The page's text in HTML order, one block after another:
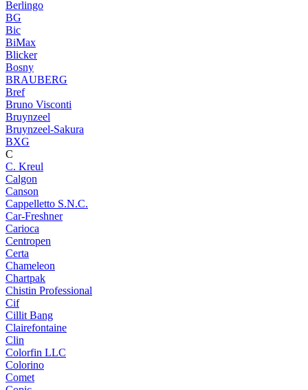
Berlingo
BG
Bic
BiMax
Blicker
Bosny
BRAUBERG
Bref
Bruno Visconti
Bruynzeel
Bruynzeel-Sakura
BXG
C
C. Kreul
Calgon
Canson
Cappelletto S.N.C.
Car-Freshner
Carioca
Centropen
Certa
Chameleon
Chartpak
Chistin Professional
Cif
Cillit Bang
Clairefontaine
Clin
Colorfin LLC
Colorino
Comet